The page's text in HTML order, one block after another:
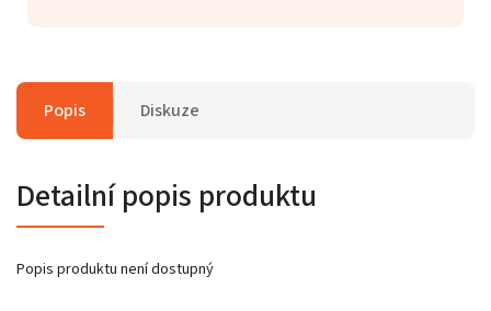
Popis Diskuze
Detailní popis produktu
Popis produktu není dostupný